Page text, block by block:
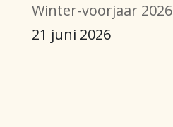
Winter-voorjaar 2026
21 juni 2026